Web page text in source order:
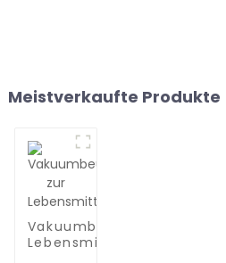
Meistverkaufte Produkte
Vakuumbeutel zur
Lebensmittelaufbewahrung